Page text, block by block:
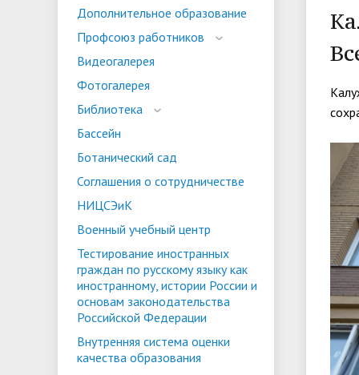
Бассейн
Военный учебный центр
Прием 2026. Ординатура
Особая квота
Информация о зачислении
граждан
Объединенный совет обучающихся
Научные труды КГУ
Национальные проекты Российской
Федерации
Дополнительное образование
Профсоюз работников
Видеогалерея
Фотогалерея
Библиотека
Бассейн
Ботанический сад
Соглашения о сотрудничестве
НИЦСЭиК
Военный учебный центр
Тестирование иностранных
граждан по русскому языку как
иностранному, истории России и
основам законодательства
Российской Федерации
Внутренняя система оценки
качества образования